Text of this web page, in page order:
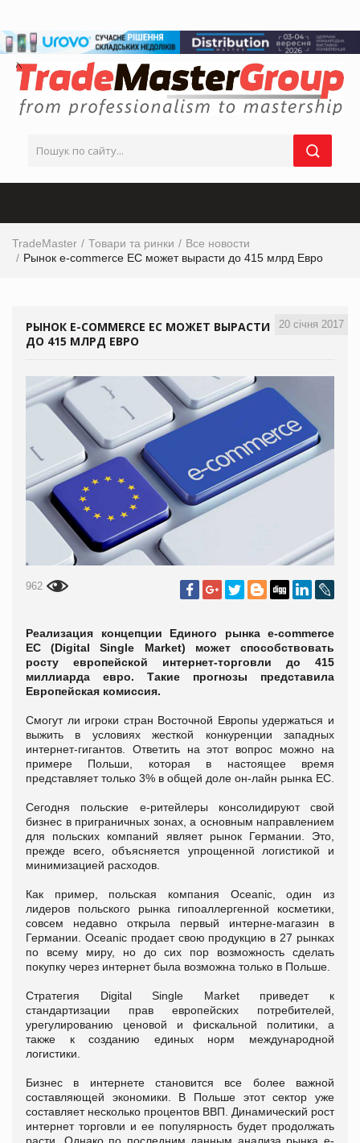
TradeMaster Товари та ринки
Все новости
Рынок e-commerce ЕС может вырасти до 415 млрд Евро
20 січня 2017
РЫНОК E-COMMERCE ЕС МОЖЕТ ВЫРАСТИ
ДО 415 МЛРД ЕВРО
962
Реализация концепции Единого рынка e-commerce
ЕС (Digital Single Market) может способствовать
росту европейской интернет-торговли до 415
миллиарда евро. Такие прогнозы представила
Европейская комиссия.
Смогут ли игроки стран Восточной Европы удержаться и
выжить в условиях жесткой конкуренции западных
интернет-гигантов. Ответить на этот вопрос можно на
примере Польши, которая в настоящее время
представляет только 3% в общей доле он-лайн рынка ЕС.
Сегодня польские е-ритейлеры консолидируют свой
бизнес в приграничных зонах, а основным направлением
для польских компаний являет рынок Германии. Это,
прежде всего, объясняется упрощенной логистикой и
минимизацией расходов.
Как пример, польская компания Oceanic, один из
лидеров польского рынка гипоаллергенной косметики,
совсем недавно открыла первый интерне-магазин в
Германии. Oceanic продает свою продукцию в 27 рынках
по всему миру, но до сих пор возможность сделать
покупку через интернет была возможна только в Польше.
Стратегия Digital Single Market приведет к
стандартизации прав европейских потребителей,
урегулированию ценовой и фискальной политики, а
также к созданию единых норм международной
логистики.
Бизнес в интернете становится все более важной
составляющей экономики. В Польше этот сектор уже
составляет несколько процентов ВВП. Динамический рост
интернет торговли и ее популярность будет продолжать